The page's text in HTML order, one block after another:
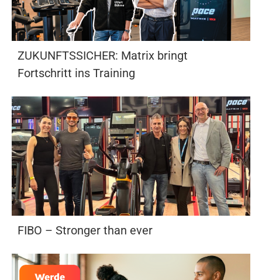
ZUKUNFTSSICHER: Matrix bringt
Fortschritt ins Training
FIBO – Stronger than ever